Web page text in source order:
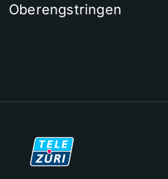
Oberengstringen